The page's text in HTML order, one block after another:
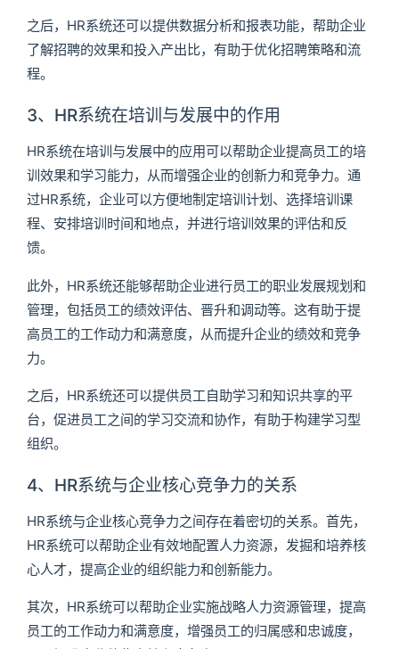
之后，HR系统还可以提供数据分析和报表功能，帮助企业
了解招聘的效果和投入产出比，有助于优化招聘策略和流
程。
3、HR系统在培训与发展中的作用
HR系统在培训与发展中的应用可以帮助企业提高员工的培
训效果和学习能力，从而增强企业的创新力和竞争力。通
过HR系统，企业可以方便地制定培训计划、选择培训课
程、安排培训时间和地点，并进行培训效果的评估和反
馈。
此外，HR系统还能够帮助企业进行员工的职业发展规划和
管理，包括员工的绩效评估、晋升和调动等。这有助于提
高员工的工作动力和满意度，从而提升企业的绩效和竞争
力。
之后，HR系统还可以提供员工自助学习和知识共享的平
台，促进员工之间的学习交流和协作，有助于构建学习型
组织。
4、HR系统与企业核心竞争力的关系
HR系统与企业核心竞争力之间存在着密切的关系。首先，
HR系统可以帮助企业有效地配置人力资源，发掘和培养核
心人才，提高企业的组织能力和创新能力。
其次，HR系统可以帮助企业实施战略人力资源管理，提高
员工的工作动力和满意度，增强员工的归属感和忠诚度，